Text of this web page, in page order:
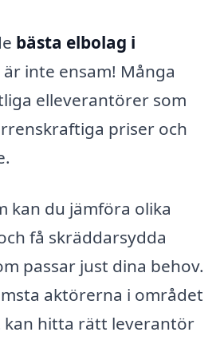
bästa elbolag i
är inte ensam! Många
elleverantörer som
priser och
kan du jämföra olika
få skräddarsydda
passar just dina behov.
aktörerna i området
kan hitta rätt leverantör